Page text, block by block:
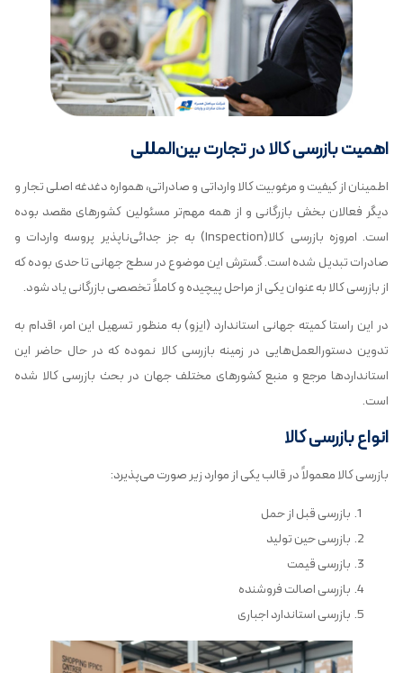
اهمیت بازرسی کالا در تجارت بین‌المللی
اطمینان از کیفیت و مرغوبیت کالا‌ وارداتی و صادراتی، همواره دغدغه اصلی تجار و
دیگر فعالان بخش بازرگانی و از همه مهم‌تر مسئولین کشورهای مقصد بوده
است. امروزه بازرسی کالا(Inspection) به جز جدائی‌ناپذیر پروسه واردات و
صادرات تبدیل شده است. گسترش این موضوع در سطح جهانی تا حدی بوده که
از بازرسی کالا به عنوان یکی از مراحل پیچیده و کاملاً تخصصی بازرگانی یاد شود.
در این راستا کمیته جهانی استاندارد (ایزو) به منظور تسهیل این امر، اقدام به
تدوین دستورالعمل‌هایی در زمینه بازرسی کالا نموده که در حال حاضر این
استانداردها مرجع و منبع کشورهای مختلف جهان در بحث بازرسی کالا شده
است.
انواع بازرسی کالا
بازرسی کالا معمولاً در قالب یکی از موارد زیر صورت می‌پذیرد:
بازرسی قبل از حمل
بازرسی حین تولید
بازرسی قیمت
بازرسی اصالت فروشنده
بازرسی استاندارد اجباری